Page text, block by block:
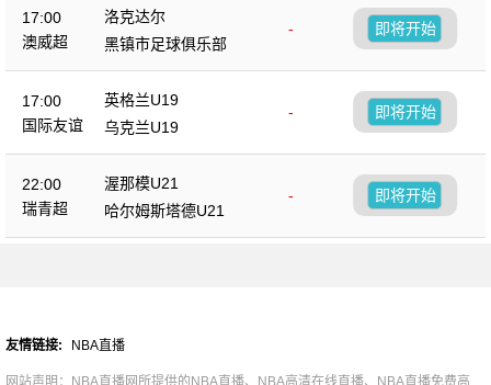
17:00
澳威超
洛克达尔
-
黑镇市足球俱乐部
即将开始
17:00
国际友谊
英格兰U19
-
乌克兰U19
即将开始
22:00
瑞青超
渥那模U21
-
哈尔姆斯塔德U21
即将开始
友情链接: NBA直播
网站声明：NBA直播网所提供的NBA直播、NBA高清在线直播、NBA直播免费高